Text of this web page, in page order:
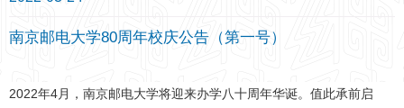
（校友会、校董会、教育发展基金会） 四、独家冠名支持单位
中贝通信集团股份有限公司 五、参加要求 （一）参加对
（二）疫情防控要求：参加者需根据国家及当地关于新冠肺炎疫情常
大校友莅临南京邮电大学，畅叙情谊，共襄盛举！特此公告，敬祈周
南京邮电大学80周年校庆公告（第一号）
2022年4月，南京邮电大学将迎来办学八十周年华诞。值此承前启